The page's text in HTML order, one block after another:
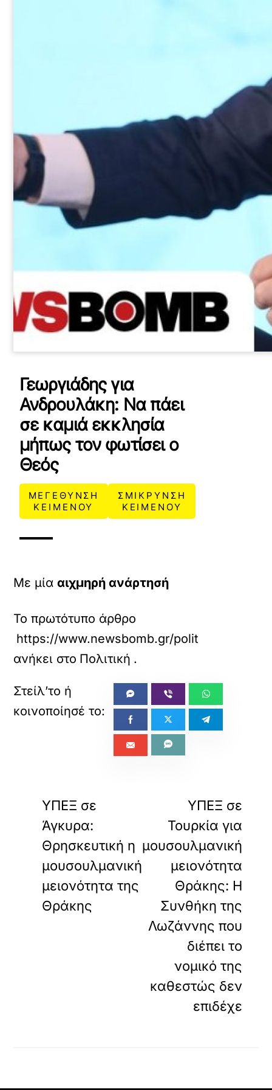
Γεωργιάδης για
Ανδρουλάκη: Να πάει
σε καμιά εκκλησία
μήπως τον φωτίσει ο
Θεός
ΜΕΓΕΘΥΝΣΗ
ΚΕΙΜΕΝΟΥ
ΣΜΙΚΡΥΝΣΗ
ΚΕΙΜΕΝΟΥ
Με μίααιχμηρή ανάρτησή
Το πρωτότυπο άρθρο
https://www.newsbomb.gr/politikh/story/
ανήκει στο Πολιτική .
ΥΠΕΞ σε
Άγκυρα:
Θρησκευτική η
μουσουλμανική
μειονότητα της
Θράκης
ΥΠΕΞ σε
Τουρκία για
μουσουλμανική
μειονότητα
Θράκης: Η
Συνθήκη της
Λωζάννης που
διέπει το
νομικό της
καθεστώς δεν
επιδέχε